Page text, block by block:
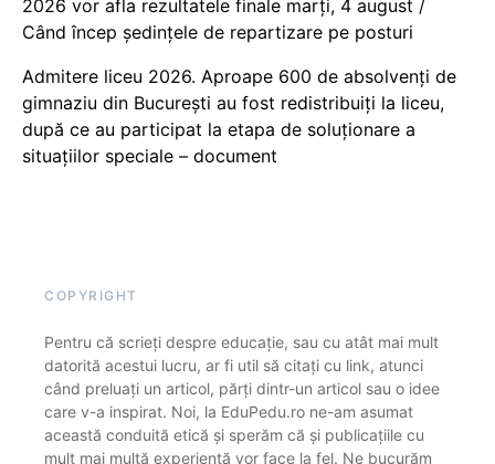
2026 vor afla rezultatele finale marți, 4 august /
Când încep ședințele de repartizare pe posturi
Admitere liceu 2026. Aproape 600 de absolvenți de
gimnaziu din București au fost redistribuiți la liceu,
după ce au participat la etapa de soluționare a
situațiilor speciale – document
COPYRIGHT
Pentru că scrieți despre educație, sau cu atât mai mult
datorită acestui lucru, ar fi util să citați cu link, atunci
când preluați un articol, părți dintr-un articol sau o idee
care v-a inspirat. Noi, la EduPedu.ro ne-am asumat
această conduită etică și sperăm că și publicațiile cu
mult mai multă experiență vor face la fel. Ne bucurăm